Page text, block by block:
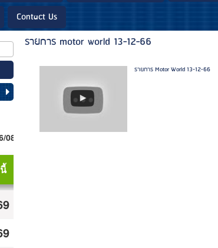
Contact Us
รายการ motor world 13-12-66
รายการ Motor World 13-12-66